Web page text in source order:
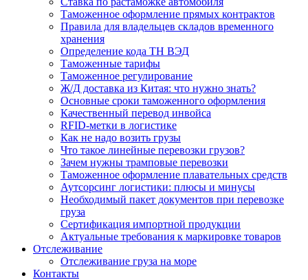
Таможенное оформление прямых контрактов
Правила для владельцев складов временного
хранения
Определение кода ТН ВЭД
Таможенные тарифы
Таможенное регулирование
Ж/Д доставка из Китая: что нужно знать?
Основные сроки таможенного оформления
Качественный перевод инвойса
RFID-метки в логистике
Как не надо возить грузы
Что такое линейные перевозки грузов?
Зачем нужны трамповые перевозки
Таможенное оформление плавательных средств
Аутсорсинг логистики: плюсы и минусы
Необходимый пакет документов при перевозке
груза
Cертификация импортной продукции
Актуальные требования к маркировке товаров
Отслеживание
Отслеживание груза на море
Контакты